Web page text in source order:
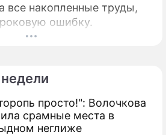
СТИЛЬ ЖИЗНИ
О ПРОЕКТЕ
просто!": Волочкова
срамные места в
неглиже
все накопленные труды,
ошибку.